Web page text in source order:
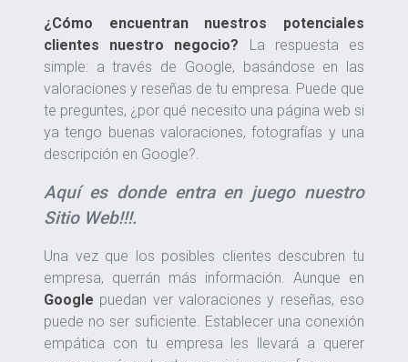
¿Cómo encuentran nuestros potenciales
clientes nuestro negocio? La respuesta es
simple: a través de Google, basándose en las
valoraciones y reseñas de tu empresa. Puede que
te preguntes, ¿por qué necesito una página web si
ya tengo buenas valoraciones, fotografías y una
descripción en Google?.
Aquí es donde entra en juego nuestro
Sitio Web!!!.
Una vez que los posibles clientes descubren tu
empresa, querrán más información. Aunque en
Google puedan ver valoraciones y reseñas, eso
puede no ser suficiente. Establecer una conexión
empática con tu empresa les llevará a querer